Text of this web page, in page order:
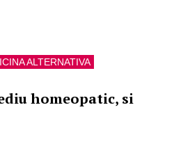
ALTERNATIVA
homeopatic, si